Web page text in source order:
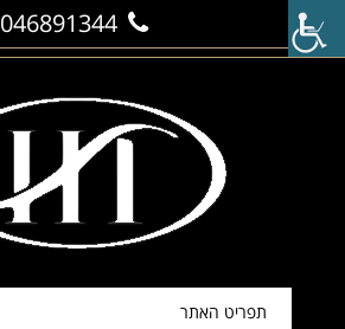
046891344
תפריט האתר